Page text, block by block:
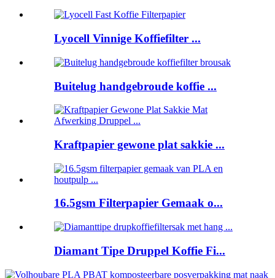
Lyocell Vinnige Koffiefilter ...
Buitelug handgebroude koffie ...
Kraftpapier gewone plat sakkie ...
16.5gsm Filterpapier Gemaak o...
Diamant Tipe Druppel Koffie Fi...